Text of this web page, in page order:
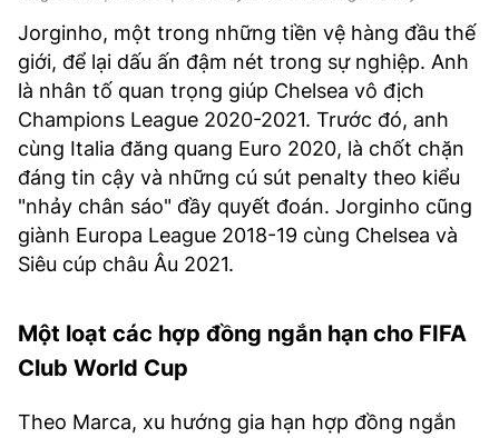
Jorginho, một trong những tiền vệ hàng đầu thế
giới, để lại dấu ấn đậm nét trong sự nghiệp. Anh
là nhân tố quan trọng giúp Chelsea vô địch
Champions League 2020-2021. Trước đó, anh
cùng Italia đăng quang Euro 2020, là chốt chặn
đáng tin cậy và những cú sút penalty theo kiểu
"nhảy chân sáo" đầy quyết đoán. Jorginho cũng
giành Europa League 2018-19 cùng Chelsea và
Siêu cúp châu Âu 2021.
Một loạt các hợp đồng ngắn hạn cho FIFA
Club World Cup
Theo Marca, xu hướng gia hạn hợp đồng ngắn